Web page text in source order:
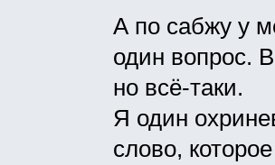
А по сабжу у
один вопрос.
но всё-таки.
Я один
слово,